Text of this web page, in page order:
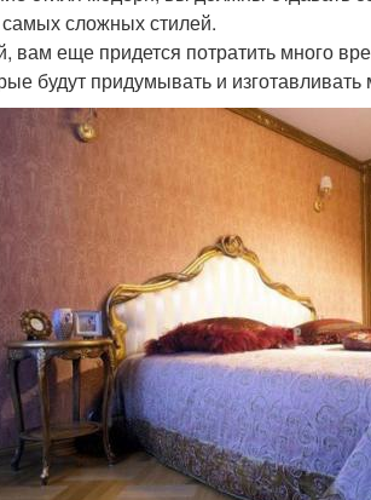
сложных стилей.
вам еще придется потратить много
будут придумывать и